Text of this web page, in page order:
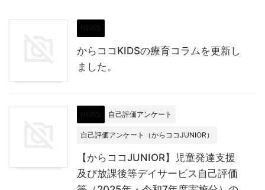
NEWS
からココKIDSの療育コラムを更新し
ました。
NEWS 自己評価アンケート
自己評価アンケート（からココJUNIOR）
【からココJUNIOR】児童発達支援
及び放課後等デイサービス自己評価